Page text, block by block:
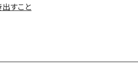
すこと